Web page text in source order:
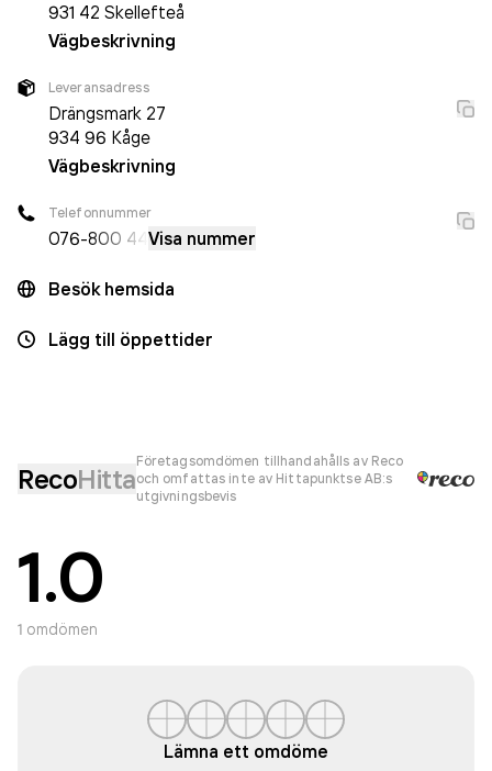
931 42 Skellefteå
Vägbeskrivning
Leveransadress
Drängsmark 27
934 96 Kåge
Vägbeskrivning
Telefonnummer
076-800 44 Visa nummer
Besök hemsida
Lägg till öppettider
RecoHitta
Företagsomdömen tillhandahålls av Reco
och omfattas inte av Hittapunktse AB:s
utgivningsbevis
1.0
1 omdömen
Lämna ett omdöme